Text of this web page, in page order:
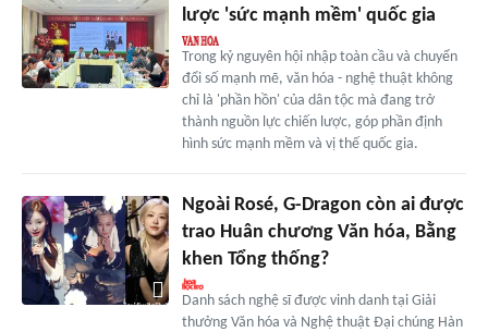
lược 'sức mạnh mềm' quốc gia
Trong kỷ nguyên hội nhập toàn cầu và chuyển
đổi số mạnh mẽ, văn hóa - nghệ thuật không
chỉ là 'phần hồn' của dân tộc mà đang trở
thành nguồn lực chiến lược, góp phần định
hình sức mạnh mềm và vị thế quốc gia.
Ngoài Rosé, G-Dragon còn ai được
trao Huân chương Văn hóa, Bằng
khen Tổng thống?
Danh sách nghệ sĩ được vinh danh tại Giải
thưởng Văn hóa và Nghệ thuật Đại chúng Hàn